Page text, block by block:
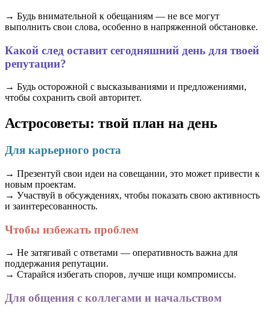
→ Будь внимательной к обещаниям — не все могут
выполнить свои слова, особенно в напряженной обстановке.
Какой след оставит сегодняшний день для твоей
репутации?
→ Будь осторожной с высказываниями и предложениями,
чтобы сохранить свой авторитет.
Астросоветы: твой план на день
Для карьерного роста
→ Презентуй свои идеи на совещании, это может привести к
новым проектам.
→ Участвуй в обсуждениях, чтобы показать свою активность
и заинтересованность.
Чтобы избежать проблем
→ Не затягивай с ответами — оперативность важна для
поддержания репутации.
→ Старайся избегать споров, лучше ищи компромиссы.
Для общения с коллегами и начальством